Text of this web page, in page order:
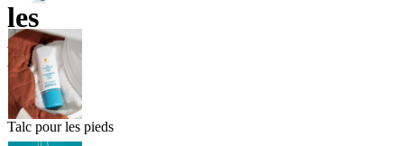
les
pieds
Talc pour les pieds